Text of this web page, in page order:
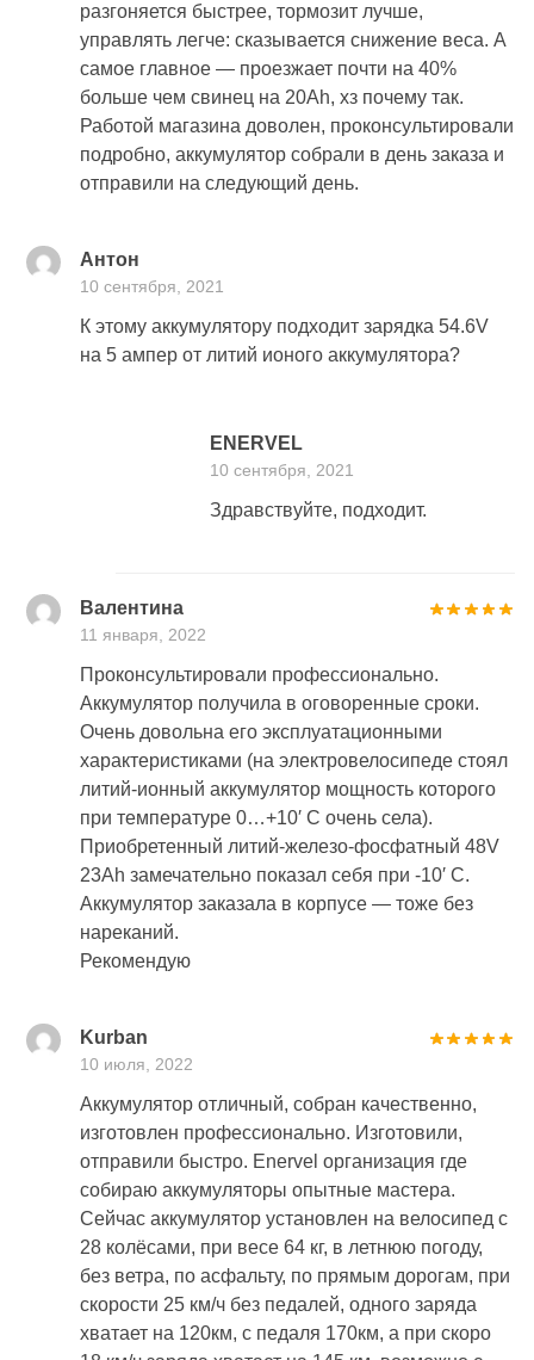
разгоняется быстрее, тормозит лучше,
управлять легче: сказывается снижение веса. А
самое главное — проезжает почти на 40%
больше чем свинец на 20Ah, хз почему так.
Работой магазина доволен, проконсультировали
подробно, аккумулятор собрали в день заказа и
отправили на следующий день.
Антон
10 сентября, 2021
К этому аккумулятору подходит зарядка 54.6V
на 5 ампер от литий ионого аккумулятора?
ENERVEL
10 сентября, 2021
Здравствуйте, подходит.
Валентина
11 января, 2022
Проконсультировали профессионально.
Аккумулятор получила в оговоренные сроки.
Очень довольна его эксплуатационными
характеристиками (на электровелосипеде стоял
литий-ионный аккумулятор мощность которого
при температуре 0…+10′ С очень села).
Приобретенный литий-железо-фосфатный 48V
23Ah замечательно показал себя при -10′ С.
Аккумулятор заказала в корпусе — тоже без
нареканий.
Рекомендую
Kurban
10 июля, 2022
Аккумулятор отличный, собран качественно,
изготовлен профессионально. Изготовили,
отправили быстро. Enervel oрганизация где
собираю аккумуляторы опытные мастера.
Сейчас аккумулятор установлен на велосипед с
28 колёсами, при весе 64 кг, в летнюю погоду,
без ветра, по асфальту, по прямым дорогам, при
скорости 25 км/ч без педалей, одного заряда
хватает на 120км, с педаля 170км, а при скоро